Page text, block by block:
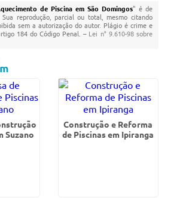
de Piscina em São Domingos" é de
reprodução, parcial ou total, mesmo citando
sem a autorização do autor. Plágio é crime e
184 do Código Penal. – Lei n° 9.610-98 sobre
Suzano
Construção e Reforma
de Piscinas em Ipiranga